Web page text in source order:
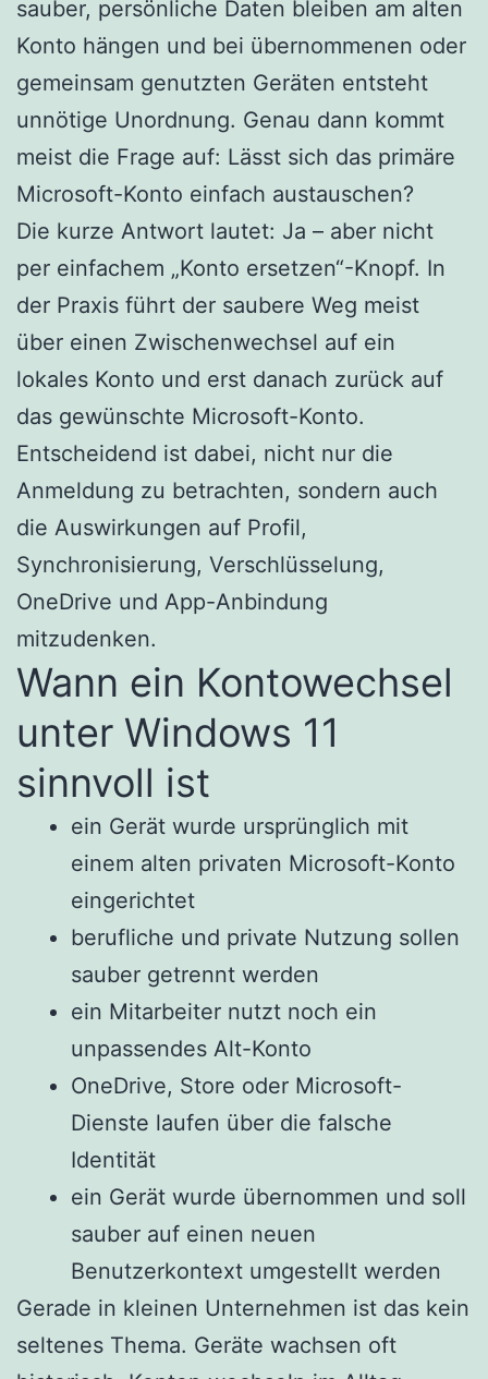
sauber, persönliche Daten bleiben am alten
Konto hängen und bei übernommenen oder
gemeinsam genutzten Geräten entsteht
unnötige Unordnung. Genau dann kommt
meist die Frage auf: Lässt sich das primäre
Microsoft-Konto einfach austauschen?
Die kurze Antwort lautet: Ja – aber nicht
per einfachem „Konto ersetzen“-Knopf. In
der Praxis führt der saubere Weg meist
über einen Zwischenwechsel auf ein
lokales Konto und erst danach zurück auf
das gewünschte Microsoft-Konto.
Entscheidend ist dabei, nicht nur die
Anmeldung zu betrachten, sondern auch
die Auswirkungen auf Profil,
Synchronisierung, Verschlüsselung,
OneDrive und App-Anbindung
mitzudenken.
Wann ein Kontowechsel
unter Windows 11
sinnvoll ist
ein Gerät wurde ursprünglich mit
einem alten privaten Microsoft-Konto
eingerichtet
berufliche und private Nutzung sollen
sauber getrennt werden
ein Mitarbeiter nutzt noch ein
unpassendes Alt-Konto
OneDrive, Store oder Microsoft-
Dienste laufen über die falsche
Identität
ein Gerät wurde übernommen und soll
sauber auf einen neuen
Benutzerkontext umgestellt werden
Gerade in kleinen Unternehmen ist das kein
seltenes Thema. Geräte wachsen oft